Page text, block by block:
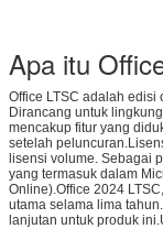
Apa itu
Office LTSC adalah
Dirancang untuk
mencakup fitur yang
setelah
lisensi volume. Sebagai
yang termasuk dalam
Online).Office 2024
utama selama lima
lanjutan untuk produk